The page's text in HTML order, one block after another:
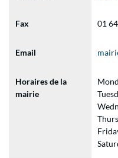
Fax 01
Email
Horaires de la
mairie